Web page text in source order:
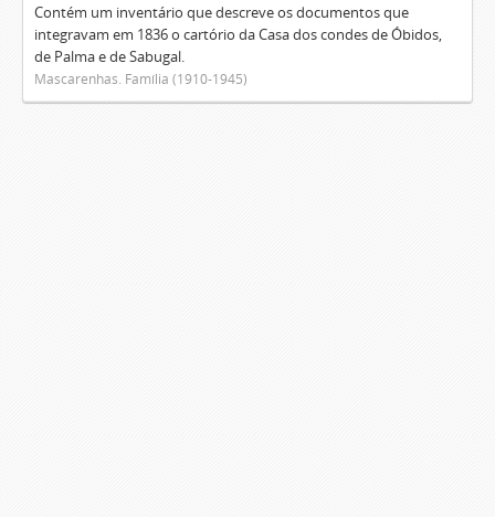
Contém um inventário que descreve os documentos que
integravam em 1836 o cartório da Casa dos condes de Óbidos,
de Palma e de Sabugal.
Mascarenhas. Família (1910-1945)